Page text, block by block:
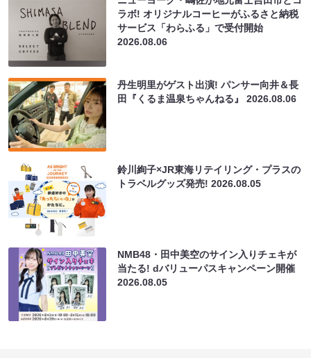
ラボ! オリジナルコーヒーがふるさと納税
サービス「わらふる」で受付開始
2026.08.06
丹生明里がゲスト出演! パンサー向井＆長
田『くるま温泉ちゃんねる』2026.08.06
鈴川絢子×JR東海リテイリング・プラスの
トラベルグッズ発売!2026.08.05
NMB48・田中美空のサイン入りチェキが
当たる! dバリューパスキャンペーン開催
2026.08.05